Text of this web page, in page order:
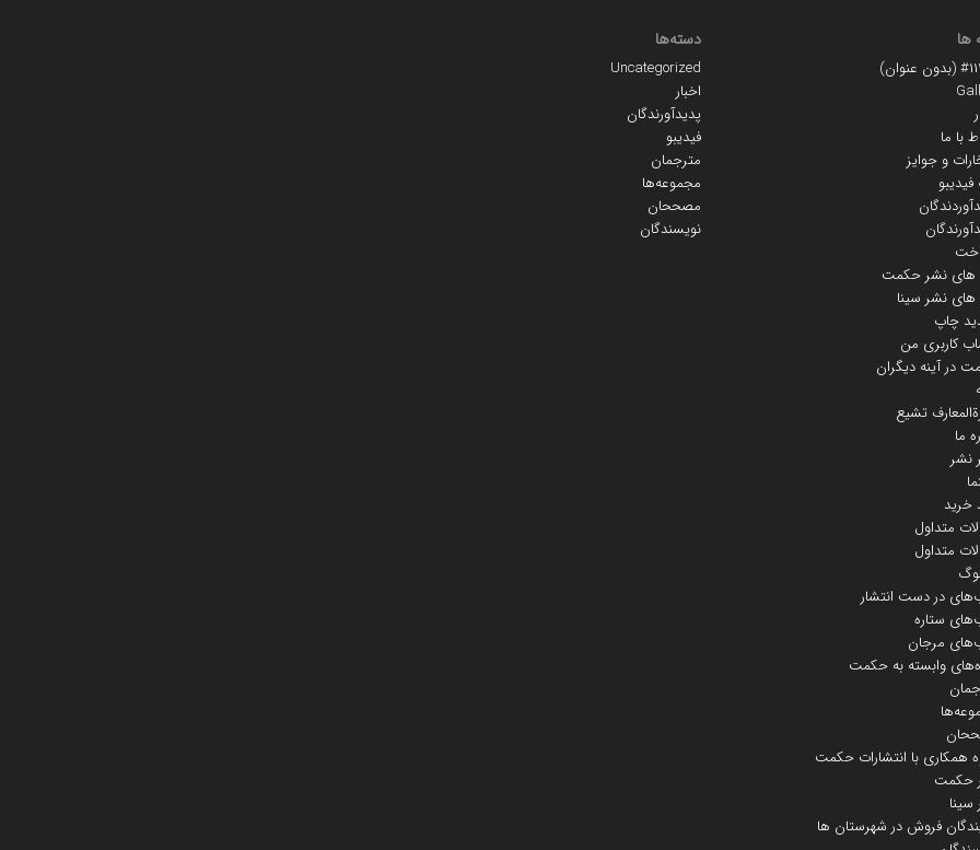
ها
عنوان)
با ما
و جوایز
فیدیبو
های نشر حکمت
های نشر سینا
چاپ
کاربری من
در آینه دیگران
تشیع
ما
نشر
خرید
متداول
متداول
در دست انتشار
ستاره
مرجان
وابسته به حکمت
همکاری با انتشارات حکمت
حکمت
فروش در شهرستان ها
دسته‌ها
Uncategorized
اخبار
پدیدآورندگان
فیدیبو
مترجمان
مجموعه‌ها
مصححان
نویسندگان